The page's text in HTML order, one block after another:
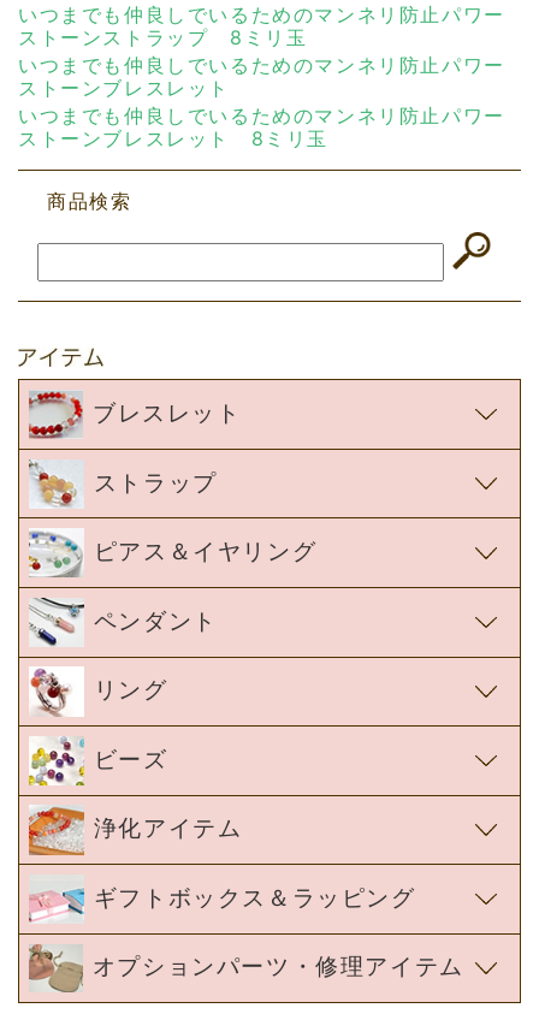
いつまでも仲良しでいるためのマンネリ防止パワー
ストーンストラップ 8ミリ玉
いつまでも仲良しでいるためのマンネリ防止パワー
ストーンブレスレット
いつまでも仲良しでいるためのマンネリ防止パワー
ストーンブレスレット 8ミリ玉
商品検索
ブレスレット
ストラップ
ピアス＆イヤリング
ペンダント
リング
ビーズ
浄化アイテム
ギフトボックス＆ラッピング
オプションパーツ・修理アイテム